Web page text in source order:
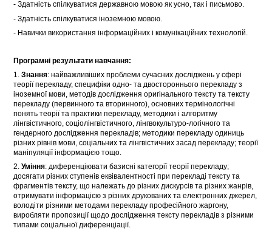
- Здатність спілкуватися державною мовою як усно, так і письмово.
- Здатність спілкуватися іноземною мовою.
- Навички використання інформаційних і комунікаційних технологій.
Програмні результати навчання:
1.Знання: найважливіших проблеми сучасних досліджень у сфері
теорії перекладу, специфіки одно- та двостороннього перекладу з
іноземної мови, методів дослідження оригінального тексту та тексту
перекладу (первинного та вторинного), основних термінологічні
понять теорії та практики перекладу, методики і алгоритму
лінгвістичного, соціолінгвістичного, лінгвокультуро-логічного та
гендерного дослідження перекладів; методики перекладу одиниць
різних рівнів мови, соціальних та лінгвістичних засад перекладу; теорії
маніпуляції інформацією тощо.
2.Уміння: диференціювати базисні категорії теорії перекладу;
досягати різних ступенів еквівалентності при перекладі тексту та
фрагментів тексту, що належать до різних дискурсів та різних жанрів,
отримувати інформацією з різних друкованих та електронних джерел,
володіти різними методами перекладу професійного жаргону,
виробляти пропозиції щодо дослідження тексту перекладів з різними
типами соціальної диференціації.